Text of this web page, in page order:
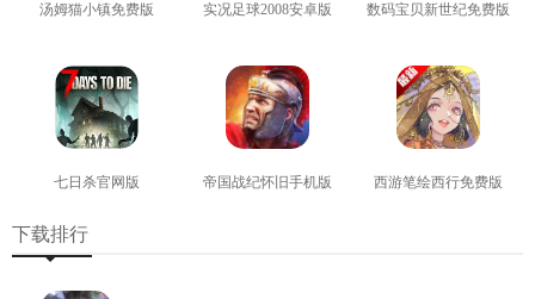
汤姆猫小镇免费版 实况足球2008安卓版 数码宝贝新世纪免费版
七日杀官网版 帝国战纪怀旧手机版 西游笔绘西行免费版
下载排行